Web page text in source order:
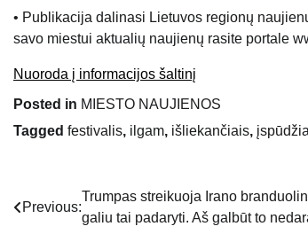
• Publikacija dalinasi Lietuvos regionų
savo miestui aktualių naujienų rasite portale
Nuoroda į informacijos šaltinį
Posted in MIESTO NAUJIENOS
Tagged festivalis, ilgam, išliekančiais,
Navigacija
Previous:
Trumpas streikuoja Irano
galiu tai padaryti. Aš galbūt to